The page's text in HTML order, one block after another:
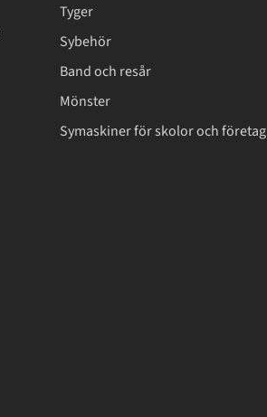
Tyger
Sybehör
Band och resår
Mönster
Symaskiner för skolor och företag